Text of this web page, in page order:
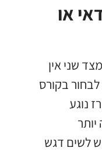
או
שני אין
בקורס
נוגע
לשים דגש